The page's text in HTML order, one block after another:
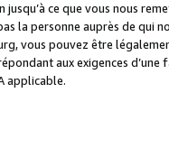
jusqu’à ce que vous nous
la personne auprès de qui
vous pouvez être
aux exigences
applicable.